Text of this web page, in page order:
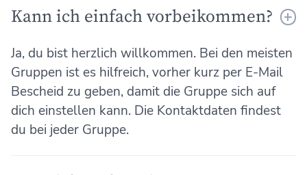
Kann ich einfach vorbeikommen?
Ja, du bist herzlich willkommen. Bei den meisten
Gruppen ist es hilfreich, vorher kurz per E-Mail
Bescheid zu geben, damit die Gruppe sich auf
dich einstellen kann. Die Kontaktdaten findest
du bei jeder Gruppe.